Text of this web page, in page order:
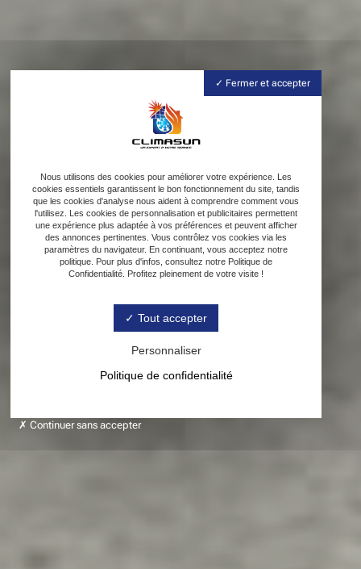
Fermer et accepter
Nous utilisons des cookies pour améliorer votre expérience. Les
cookies essentiels garantissent le bon fonctionnement du site, tandis
que les cookies d'analyse nous aident à comprendre comment vous
l'utilisez. Les cookies de personnalisation et publicitaires permettent
une expérience plus adaptée à vos préférences et peuvent afficher
des annonces pertinentes. Vous contrôlez vos cookies via les
paramètres du navigateur. En continuant, vous acceptez notre
politique. Pour plus d'infos, consultez notre Politique de
Confidentialité. Profitez pleinement de votre visite !
Tout accepter
Personnaliser
Politique de confidentialité
Continuer sans accepter